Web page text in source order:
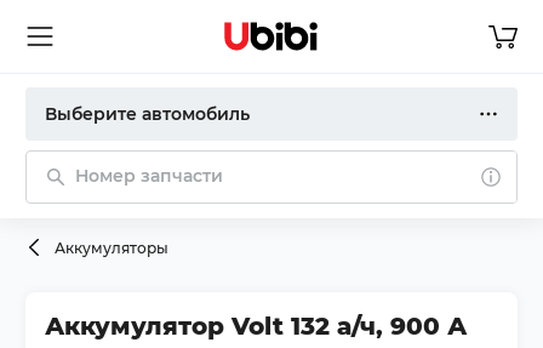
Выберите автомобиль
Номер запчасти
Аккумуляторы
Аккумулятор Volt 132 а/ч, 900 А